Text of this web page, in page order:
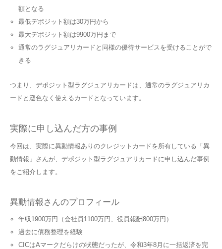
額となる
最低デポジット額は30万円から
最大デポジット額は9900万円まで
通常のラグジュアリカードと同様の優待サービスを受けることがで
きる
つまり、デポジット型ラグジュアリカードは、通常のラグジュアリカ
ードと遜色なく使えるカードとなっています。
実際に申し込んだ方の事例
今回は、実際に異動情報ありのクレジットカードを所有している「異
動情報」さんが、デポジット型ラグジュアリカードに申し込んだ事例
をご紹介します。
異動情報さんのプロフィール
年収1900万円（会社員1100万円、役員報酬800万円）
過去に債務整理を経験
CICはAマークだらけの状態だったが、令和3年8月に一括返済を完